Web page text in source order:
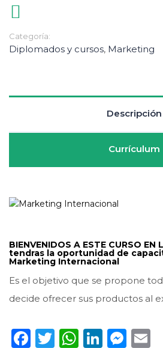
Categoría:
Diplomados y cursos, Marketing
Descripción
Currículum
BIENVENIDOS A ESTE CURSO EN
tendras la oportunidad de
Marketing Internacional
Es el objetivo que se propone
decide ofrecer sus productos al
Facebook
Twitter